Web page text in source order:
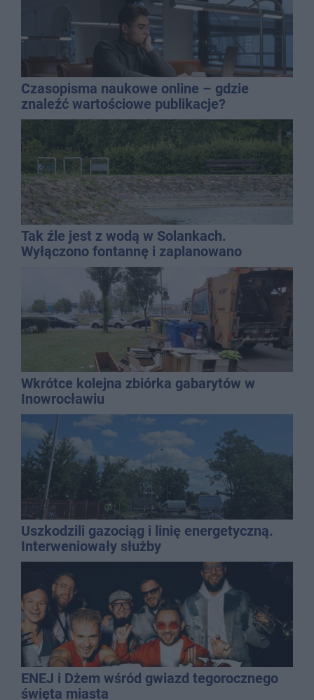
Czasopisma naukowe online – gdzie
znaleźć wartościowe publikacje?
Tak źle jest z wodą w Solankach.
Wyłączono fontannę i zaplanowano
Wkrótce kolejna zbiórka gabarytów w
Inowrocławiu
Uszkodzili gazociąg i linię energetyczną.
Interweniowały służby
ENEJ i Dżem wśród gwiazd tegorocznego
święta miasta